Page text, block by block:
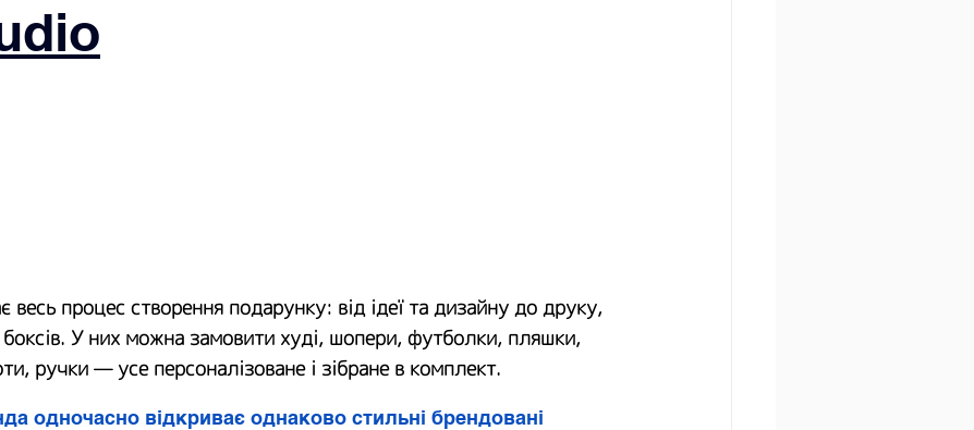
весь процес створення подарунку: від ідеї та дизайну до друку,
боксів. У них можна замовити худі, шопери, футболки, пляшки,
ручки — усе персоналізоване і зібране в комплект.
одночасно відкриває однаково стильні брендовані